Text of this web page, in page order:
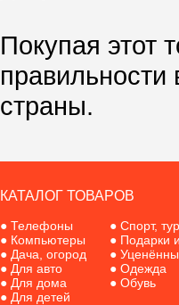
Покупая этот
страны.
КАТАЛОГ ТОВАРОВ
● Телефоны
● Компьютеры
● Дача, огород
● Для авто
● Для дома
● Для детей
● Спорт,
● Подарки
●
● Одежда
● Обувь